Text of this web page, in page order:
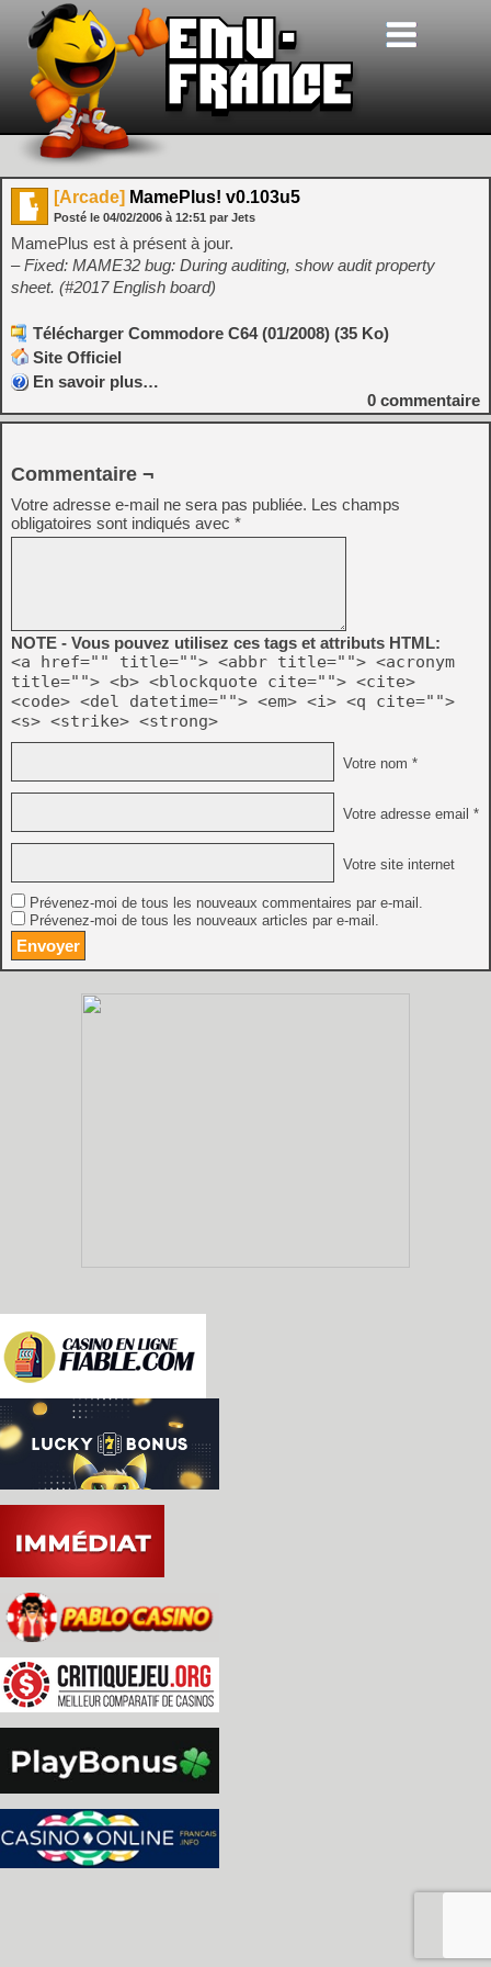
[Arcade] MamePlus! v0.103u5
Posté le 04/02/2006 à 12:51 par Jets
MamePlus est à présent à jour.
– Fixed: MAME32 bug: During auditing, show audit property
sheet. (#2017 English board)
Télécharger Commodore C64 (01/2008) (35 Ko)
Site Officiel
En savoir plus…
0 commentaire
Commentaire ¬
Votre adresse e-mail ne sera pas publiée. Les champs
obligatoires sont indiqués avec *
NOTE - Vous pouvez utilisez ces tags et attributs HTML:
<a href="" title=""> <abbr title=""> <acronym
title=""> <b> <blockquote cite=""> <cite>
<code> <del datetime=""> <em> <i> <q cite="">
<s> <strike> <strong>
Votre nom *
Votre adresse email *
Votre site internet
Prévenez-moi de tous les nouveaux commentaires par e-mail.
Prévenez-moi de tous les nouveaux articles par e-mail.